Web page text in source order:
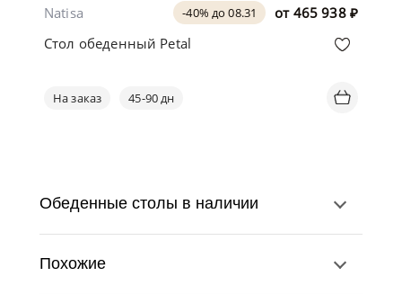
от 465 938 ₽
-40% до 08.31
Natisa
Стол обеденный Petal
На заказ 45-90 дн
Обеденные столы в наличии
Похожие